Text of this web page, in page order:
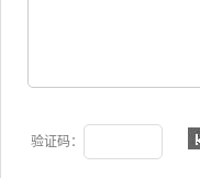
验证码：